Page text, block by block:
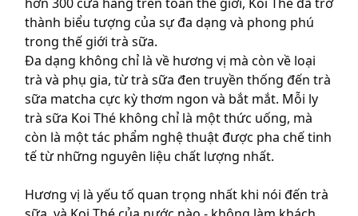
thành biểu tượng của sự đa dạng và phong phú
trong thế giới trà sữa.
Đa dạng không chỉ là về hương vị mà còn về loại
trà và phụ gia, từ trà sữa đen truyền thống đến trà
sữa matcha cực kỳ thơm ngon và bắt mắt. Mỗi ly
trà sữa Koi Thé không chỉ là một thức uống, mà
còn là một tác phẩm nghệ thuật được pha chế tinh
tế từ những nguyên liệu chất lượng nhất.
Hương vị là yếu tố quan trọng nhất khi nói đến trà